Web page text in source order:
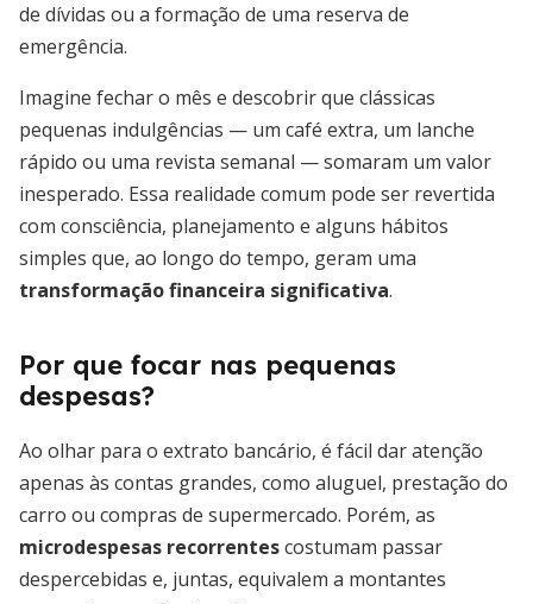
de dívidas ou a formação de uma reserva de
emergência.
Imagine fechar o mês e descobrir que clássicas
pequenas indulgências — um café extra, um lanche
rápido ou uma revista semanal — somaram um valor
inesperado. Essa realidade comum pode ser revertida
com consciência, planejamento e alguns hábitos
simples que, ao longo do tempo, geram uma
transformação financeira significativa.
Por que focar nas pequenas
despesas?
Ao olhar para o extrato bancário, é fácil dar atenção
apenas às contas grandes, como aluguel, prestação do
carro ou compras de supermercado. Porém, as
microdespesas recorrentescostumam passar
despercebidas e, juntas, equivalem a montantes